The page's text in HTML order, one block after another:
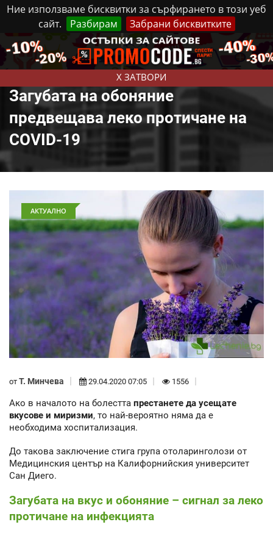
Ние използваме бисквитки за сърфирането в този уеб
сайт.
Разбирам Забрани бисквитките
X ЗАТВОРИ
Петък, 7 Август, 2026 Реклама Контакти
Загубата на обоняние
предвещава леко протичане на
COVID-19
АКТУАЛНО
от Т. Минчева 29.04.2020 07:05 1556
Ако в началото на болестта престанете да усещате
вкусове и миризми, то най-вероятно няма да е
необходима хоспитализация.
До такова заключение стига група отоларинголози от
Медицинския център на Калифорнийския университет
Сан Диего.
Загубата на вкус и обоняние – сигнал за леко
протичане на инфекцията